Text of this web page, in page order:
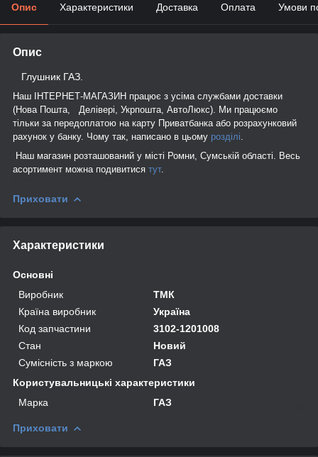
Опис Характеристики Доставка Оплата Умови
Опис
Глушник ГАЗ.
Наш ІНТЕРНЕТ-МАГАЗИН працює з усіма службами доставки
(Нова Пошта, Делівері, Укрпошта, АвтоЛюкс). Ми працюємо
тільки за передоплатою на карту Приватбанка або розрахунковий
рахунок у банку. Чому так, написано в цьому розділі
Наш магазин розташований у місті Ромни, Сумській області. Весь
асортимент можна подивитися тут.
Приховати
Характеристики
Основні
Виробник
ТМК
Країна виробник
Україна
Код запчастини
3102-1201008
Стан
Новий
Сумісність з маркою
ГАЗ
Користувальницькі характеристики
Марка
ГАЗ
Приховати